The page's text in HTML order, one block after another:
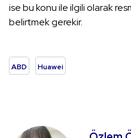
ise bu konu ile ilgili olarak
belirtmek gerekir.
ABD Huawei